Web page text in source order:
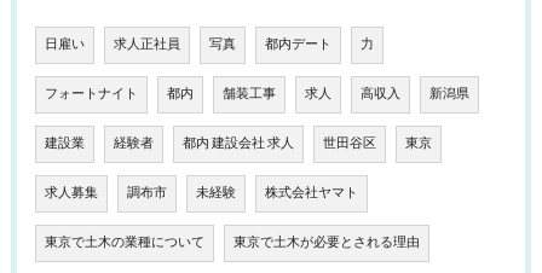
日雇い 求人正社員 写真 都内デート 力
フォートナイト 都内 舗装工事 求人 高収入 新潟県
建設業 経験者 都内 建設会社 求人 世田谷区 東京
求人募集 調布市 未経験 株式会社ヤマト
東京で土木の業種について 東京で土木が必要とされる理由